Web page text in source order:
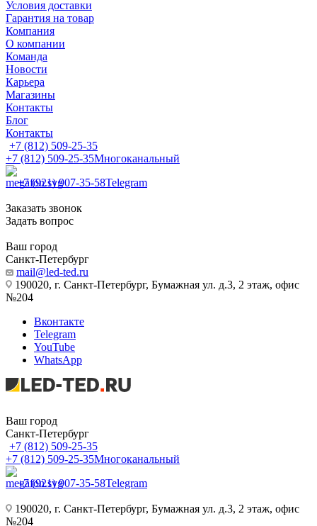
Условия доставки
Гарантия на товар
Компания
О компании
Команда
Новости
Карьера
Магазины
Контакты
Блог
Контакты
+7 (812) 509-25-35
+7 (812) 509-25-35Многоканальный
+7 (921) 907-35-58Telegram
Заказать звонок
Задать вопрос
Ваш город
Санкт-Петербург
mail@led-ted.ru
190020, г. Санкт-Петербург, Бумажная ул. д.3, 2 этаж, офис
№204
Вконтакте
Telegram
YouTube
WhatsApp
Ваш город
Санкт-Петербург
+7 (812) 509-25-35
+7 (812) 509-25-35Многоканальный
+7 (921) 907-35-58Telegram
190020, г. Санкт-Петербург, Бумажная ул. д.3, 2 этаж, офис
№204